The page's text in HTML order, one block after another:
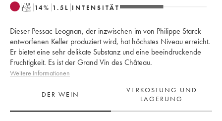
T 14% 1.5 L INTENSITÄT
Dieser Pessac-Leognan, der inzwischen im von Philippe Starck
entworfenen Keller produziert wird, hat höchstes Niveau erreicht.
Er bietet eine sehr delikate Substanz und eine beeindruckende
Fruchtigkeit. Es ist der Grand Vin des Château.
Weitere Informationen
DER WEIN
VERKOSTUNG UND
LAGERUNG